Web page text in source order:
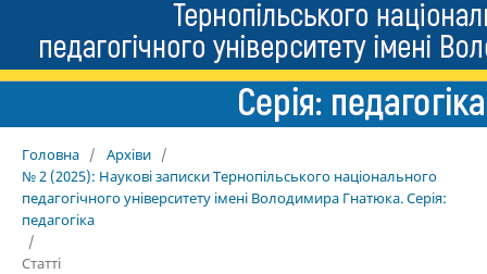
Головна / Архіви /
№ 2 (2025): Наукові записки Тернопільського національного
педагогічного університету імені Володимира Гнатюка. Серія:
педагогіка
/
Статті